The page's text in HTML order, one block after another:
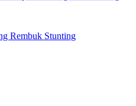
Rembuk Stunting